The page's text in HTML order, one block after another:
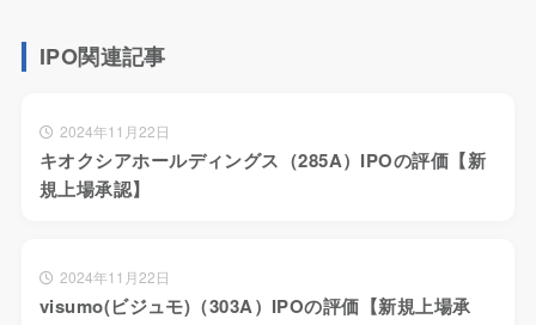
IPO関連記事
2024年11月22日
キオクシアホールディングス（285A）IPOの評価【新
規上場承認】
2024年11月22日
visumo(ビジュモ)（303A）IPOの評価【新規上場承